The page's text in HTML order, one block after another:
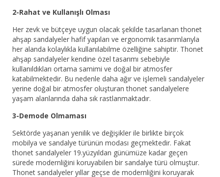
2-Rahat ve Kullanışlı Olması
Her zevk ve bütçeye uygun olacak şekilde tasarlanan thonet
ahşap sandalyeler hafif yapıları ve ergonomik tasarımlarıyla
her alanda kolaylıkla kullanılabilme özelliğine sahiptir. Thonet
ahşap sandalyeler kendine özel tasarımı sebebiyle
kullanıldıkları ortama samimi ve doğal bir atmosfer
katabilmektedir. Bu nedenle daha ağır ve işlemeli sandalyeler
yerine doğal bir atmosfer oluşturan thonet sandalyelere
yaşam alanlarında daha sık rastlanmaktadır.
3-Demode Olmaması
Sektörde yaşanan yenilik ve değişikler ile birlikte birçok
mobilya ve sandalye türünün modası geçmektedir. Fakat
thonet sandalyeler 19.yüzyıldan günümüze kadar geçen
sürede modernliğini koruyabilen bir sandalye türü olmuştur.
Thonet sandalyeler yıllar geçse de modernliğini koruyarak